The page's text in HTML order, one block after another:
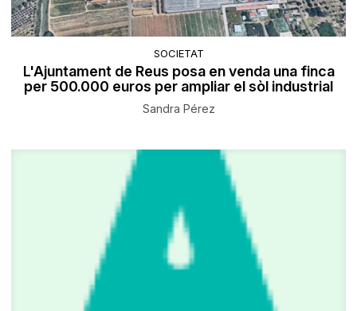
SOCIETAT
L'Ajuntament de Reus posa en venda una finca
per 500.000 euros per ampliar el sòl industrial
Sandra Pérez